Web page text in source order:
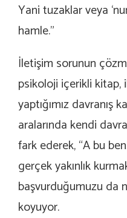
Yani tuzaklar veya
hamle.”
İletişim sorunun
psikoloji içerikli
yaptığımız davranış
aralarında kendi
fark ederek, “A bu
gerçek yakınlık
başvurduğumuzu da
koyuyor.